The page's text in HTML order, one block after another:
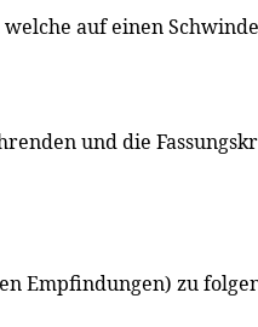
welche auf einen
und die
Empfindungen) zu